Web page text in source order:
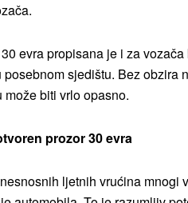
evra propisana je i za
posebnom sjedištu. Bez obzira
može biti vrlo opasno.
prozor 30 evra
ljetnih vrućina mnogi